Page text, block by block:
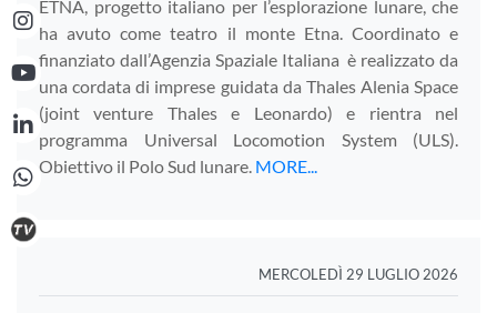
ETNA, progetto italiano per l’esplorazione lunare, che
ha avuto come teatro il monte Etna. Coordinato e
finanziato dall’Agenzia Spaziale Italiana è realizzato da
una cordata di imprese guidata da Thales Alenia Space
(joint venture Thales e Leonardo) e rientra nel
programma Universal Locomotion System (ULS).
Obiettivo il Polo Sud lunare. MORE...
MERCOLEDÌ 29 LUGLIO 2026